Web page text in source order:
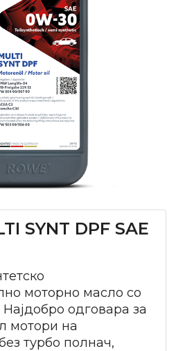
SYNT DPF SAE
моторно масло со
Најдобро одговара за
мотори на
турбо полнач,